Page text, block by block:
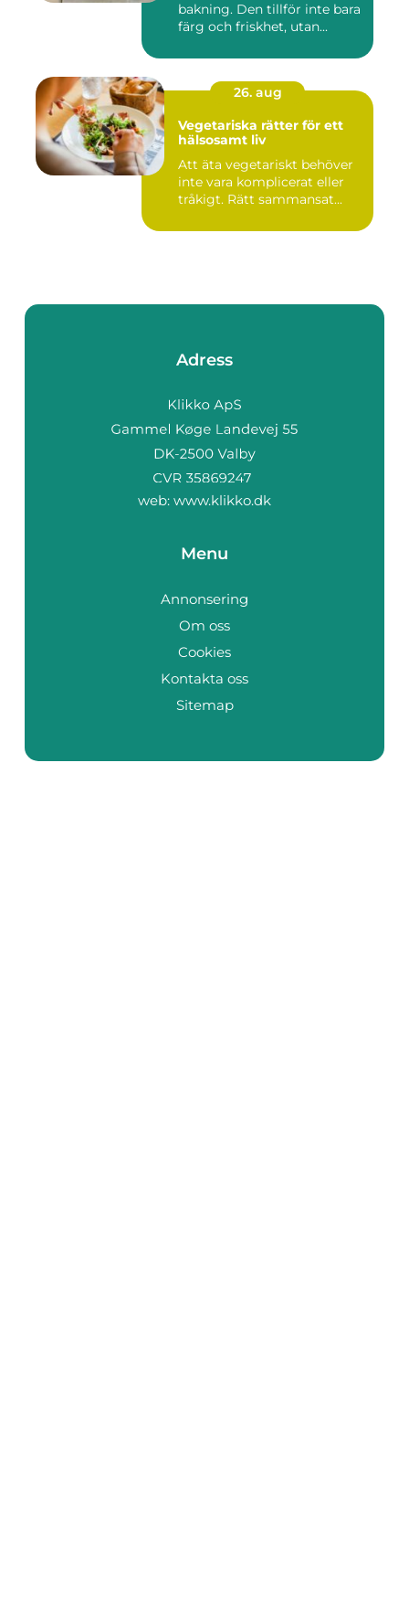
bakning. Den tillför inte bara
färg och friskhet, utan...
26. aug
Vegetariska rätter för ett
hälsosamt liv
Att äta vegetariskt behöver
inte vara komplicerat eller
tråkigt. Rätt sammansat...
Adress
web: www.klikko.dk
Menu
Annonsering
Om oss
Cookies
Kontakta oss
Sitemap